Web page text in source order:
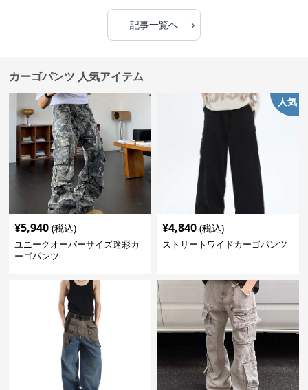
記事一覧へ ›
カーゴパンツ 人気アイテム
¥5,940 (税込)
ユニークオーバーサイズ迷彩カ
ーゴパンツ
人気
¥4,840 (税込)
ストリートワイドカーゴパンツ